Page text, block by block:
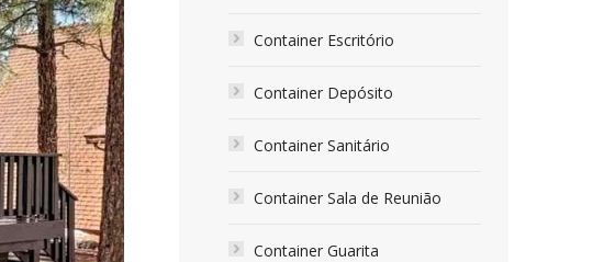
Container Escritório
Container Depósito
Container Sanitário
Container Sala de Reunião
Container Guarita